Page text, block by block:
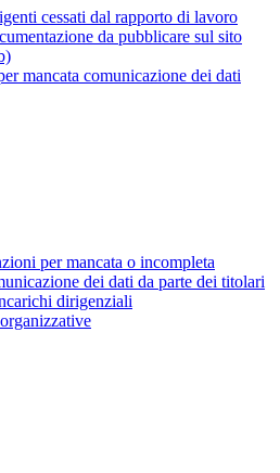
cessati dal rapporto di lavoro
da pubblicare sul sito
mancata comunicazione dei dati
per mancata o incompleta
dei dati da parte dei titolari
dirigenziali